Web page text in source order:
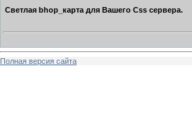
Светлая bhop_карта для Вашего Css сервера.
Полная версия сайта